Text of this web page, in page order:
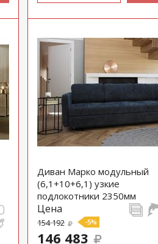
Диван Марко модульный
(6,1+10+6,1) узкие
подлокотники 2350мм
Цена
154 192 -5%
146 483